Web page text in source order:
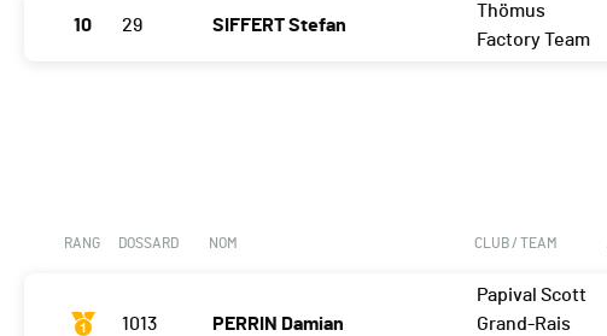
10 29 SIFFERT Stefan
Thömus
Factory Team
RANG DOSSARD NOM CLUB / TEAM
1013 PERRIN Damian
Papival Scott
Grand-Rais